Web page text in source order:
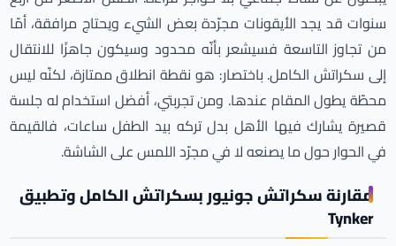
سنوات قد يجد الأيقونات مجرّدة بعض الشيء ويحتاج مرافقة، أمّا
من تجاوز التاسعة فسيشعر بأنّه محدود وسيكون جاهزًا للانتقال
إلى سكراتش الكامل. باختصار: هو نقطة انطلاق ممتازة، لكنّه ليس
محطّة يطول المقام عندها. ومن تجربتي، أفضل استخدام له جلسة
قصيرة يشارك فيها الأهل بدل تركه بيد الطفل ساعات، فالقيمة
في الحوار حول ما يصنعه لا في مجرّد اللمس على الشاشة.
مقارنة سكراتش جونيور بسكراتش الكامل وتطبيق
Tynker